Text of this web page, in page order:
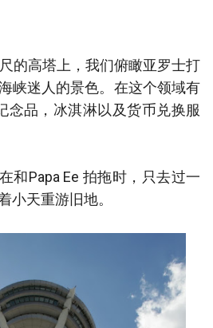
的高塔上，我们俯瞰亚罗士打
峡迷人的景色。在这个领域有
念品，冰淇淋以及货币兑换服
和Papa Ee 拍拖时，只去过一
小天重游旧地。